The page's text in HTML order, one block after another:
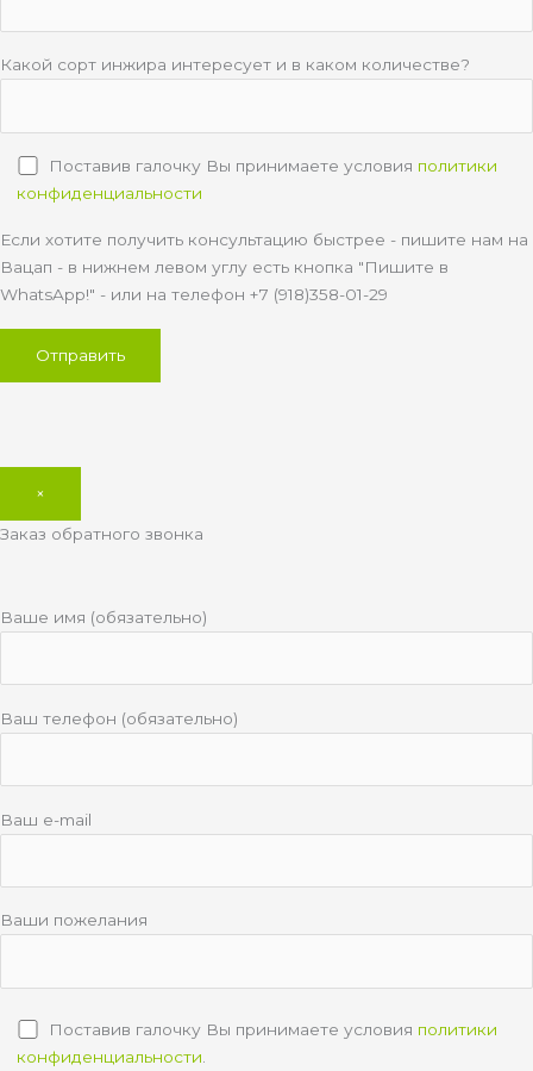
Какой сорт инжира интересует и в каком количестве?
Поставив галочку Вы принимаете условия политики
конфиденциальности
Если хотите получить консультацию быстрее - пишите нам на
Вацап - в нижнем левом углу есть кнопка "Пишите в
WhatsApp!" - или на телефон +7 (918)358-01-29
×
Заказ обратного звонка
Ваше имя (обязательно)
Ваш телефон (обязательно)
Ваш e-mail
Ваши пожелания
Поставив галочку Вы принимаете условия политики
конфиденциальности